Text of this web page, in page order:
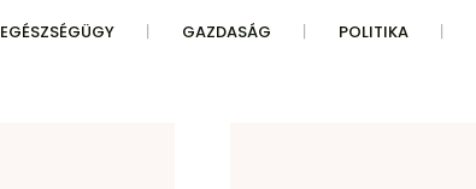
EGÉSZSÉGÜGY GAZDASÁG POLITIKA